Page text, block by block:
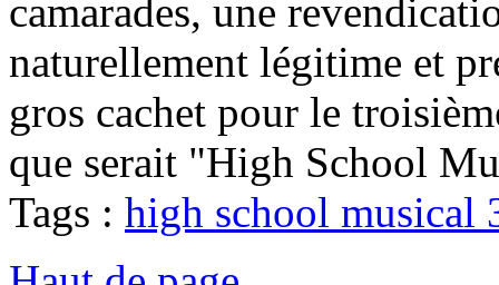
camarades, une
naturellement légitime et
gros cachet pour le
que serait "High School
Tags : high school musical